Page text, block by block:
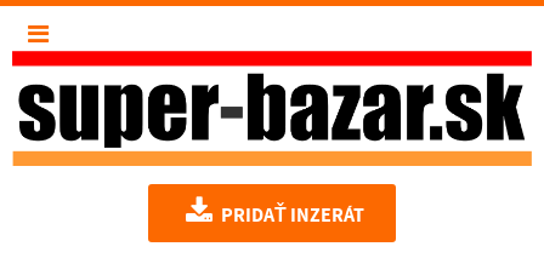
PRIDAŤ INZERÁT